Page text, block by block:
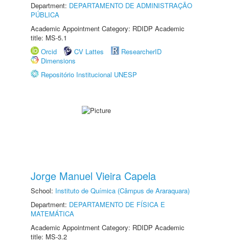
Department: DEPARTAMENTO DE ADMINISTRAÇÃO
PÚBLICA
Academic Appointment Category: RDIDP Academic
title: MS-5.1
Orcid
CV Lattes
ResearcherID
Dimensions
Repositório Institucional UNESP
Jorge Manuel Vieira Capela
School: Instituto de Química (Câmpus de Araraquara)
Department: DEPARTAMENTO DE FÍSICA E
MATEMÁTICA
Academic Appointment Category: RDIDP Academic
title: MS-3.2